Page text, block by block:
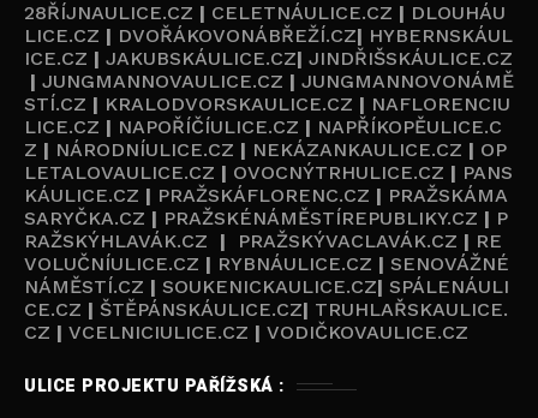
28ŘÍJNAULICE.CZ | CELETNÁULICE.CZ | DLOUHÁU
LICE.CZ | DVOŘÁKOVONÁBŘEŽÍ.CZ| HYBERNSKÁUL
ICE.CZ | JAKUBSKÁULICE.CZ| JINDŘIŠSKÁULICE.CZ
| JUNGMANNOVAULICE.CZ | JUNGMANNOVONÁMĚ
STÍ.CZ | KRALODVORSKAULICE.CZ | NAFLORENCIU
LICE.CZ | NAPOŘÍČÍULICE.CZ | NAPŘÍKOPĚULICE.C
Z | NÁRODNÍULICE.CZ | NEKÁZANKAULICE.CZ | OP
LETALOVAULICE.CZ | OVOCNÝTRHULICE.CZ | PANS
KÁULICE.CZ | PRAŽSKÁFLORENC.CZ | PRAŽSKÁMA
SARYČKA.CZ | PRAŽSKÉNÁMĚSTÍREPUBLIKY.CZ | P
RAŽSKÝHLAVÁK.CZ
| PRAŽSKÝVACLAVÁK.CZ | RE
VOLUČNÍULICE.CZ | RYBNÁULICE.CZ | SENOVÁŽNÉ
NÁMĚSTÍ.CZ | SOUKENICKAULICE.CZ| SPÁLENÁULI
CE.CZ | ŠTĚPÁNSKÁULICE.CZ| TRUHLAŘSKAULICE.
CZ | VCELNICIULICE.CZ | VODIČKOVAULICE.CZ
ULICE PROJEKTU PAŘÍŽSKÁ :